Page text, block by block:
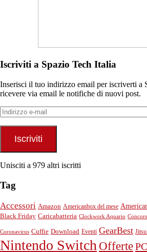
Iscriviti a Spazio Tech Italia
Inserisci il tuo indirizzo email per iscriverti a
ricevere via email le notifiche di nuovi post.
Indirizzo
e-
mail
Iscriviti
Unisciti a 979 altri iscritti
Tag
Accessori Amazon Americanbox del mese
Black Friday Caricabatteria Clockwork Aquario
Coronavirus Cuffie Download Eventi GearBest
Nintendo Switch OffertePC